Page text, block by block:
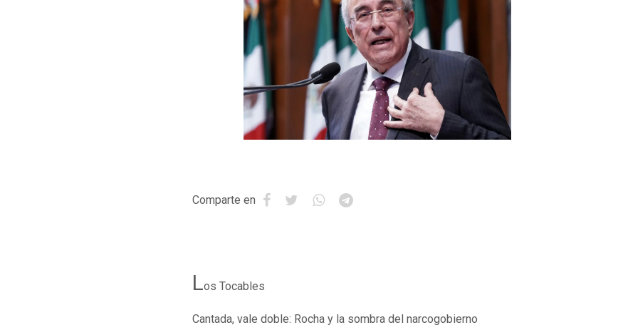
Comparte en
Los Tocables
Cantada, vale doble: Rocha y la sombra del narcogobierno